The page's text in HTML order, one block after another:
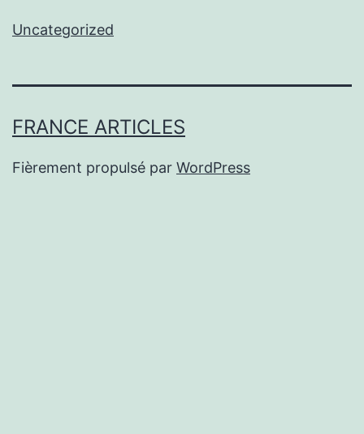
Uncategorized
FRANCE ARTICLES
Fièrement propulsé par WordPress